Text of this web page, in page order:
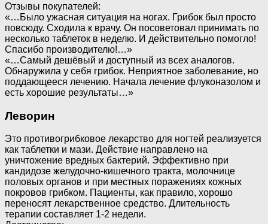
Отзывы покупателей:
«…Было ужасная ситуация на ногах. Грибок был просто
повсюду. Сходила к врачу. Он посоветовал принимать по
несколько таблеток в неделю. И действительно помогло!
Спасибо производителю!…»
«…Самый дешёвый и доступный из всех аналогов.
Обнаружила у себя грибок. Неприятное заболевание, но
поддающееся лечению. Начала лечение флуконазолом и
есть хорошие результаты…»
Леворин
Это противогрибковое лекарство для ногтей реализуется
как таблетки и мази. Действие направлено на
уничтожение вредных бактерий. Эффективно при
кандидозе желудочно-кишечного тракта, молочнице
половых органов и при местных поражениях кожных
покровов грибком. Пациенты, как правило, хорошо
переносят лекарственное средство. Длительность
терапии составляет 1-2 недели.